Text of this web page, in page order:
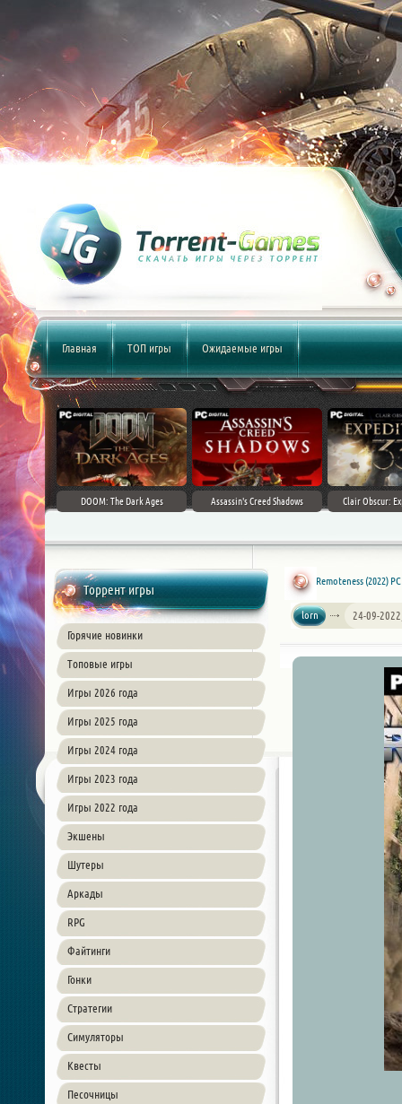
Главная ТОП игры Ожидаемые игры
DOOM: The Dark Ages Assassin's Creed Shadows Clair Obscur:
Торрент игры
Горячие новинки
Топовые игры
Игры 2026 года
Игры 2025 года
Игры 2024 года
Игры 2023 года
Игры 2022 года
Экшены
Шутеры
Аркады
RPG
Файтинги
Гонки
Стратегии
Симуляторы
Квесты
Песочницы
Remoteness (2022)
lorn 24-09-